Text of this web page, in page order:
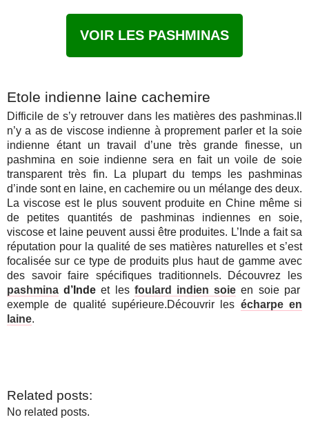
VOIR LES PASHMINAS
Etole indienne laine cachemire
Difficile de s’y retrouver dans les matières des pashminas.Il
n’y a as de viscose indienne à proprement parler et la soie
indienne étant un travail d’une très grande finesse, un
pashmina en soie indienne sera en fait un voile de soie
transparent très fin. La plupart du temps les pashminas
d’inde sont en laine, en cachemire ou un mélange des deux.
La viscose est le plus souvent produite en Chine même si
de petites quantités de pashminas indiennes en soie,
viscose et laine peuvent aussi être produites. L’Inde a fait sa
réputation pour la qualité de ses matières naturelles et s’est
focalisée sur ce type de produits plus haut de gamme avec
des savoir faire spécifiques traditionnels. Découvrez les
pashmina d’Inde et les foulard indien soie en soie par
exemple de qualité supérieure.Découvrir les écharpe en
laine.
Related posts:
No related posts.